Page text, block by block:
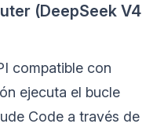
(DeepSeek V4
compatible con
ejecuta el bucle
Code a través de